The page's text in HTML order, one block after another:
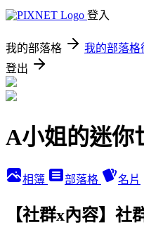
登入
我的部落格 我的部落格
登出
A小姐的迷你
相簿 部落格 名片
【社群x內容】社